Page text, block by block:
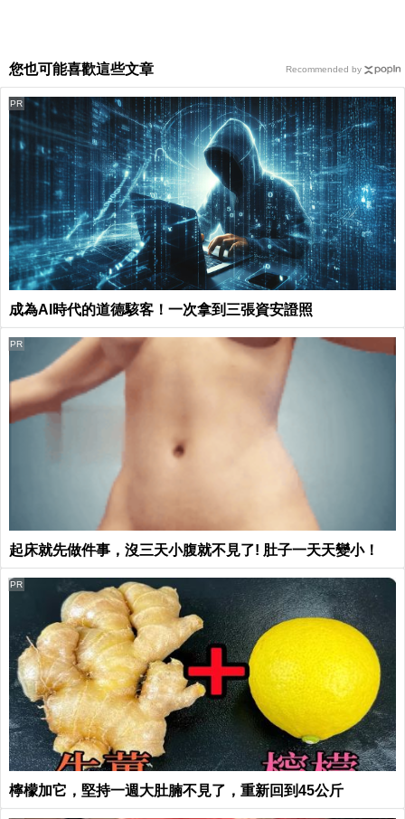
您也可能喜歡這些文章
成為AI時代的道德駭客！一次拿到三張資安證照
PR
起床就先做件事，沒三天小腹就不見了! 肚子一天天變小！
PR
檸檬加它，堅持一週大肚腩不見了，重新回到45公斤
PR
Recommended by